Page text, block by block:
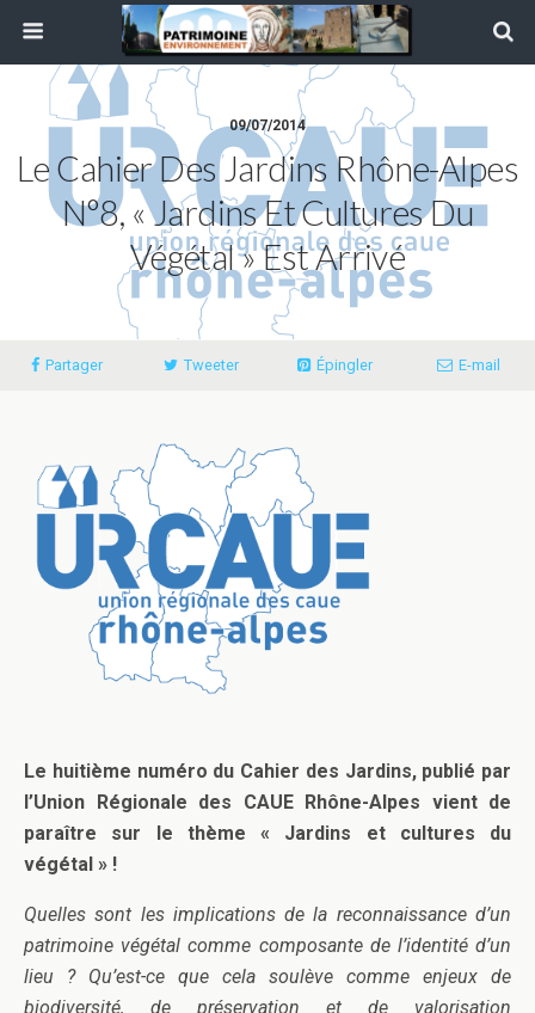
09/07/2014
Le Cahier Des Jardins Rhône-Alpes
N°8, « Jardins Et Cultures Du
Végétal » Est Arrivé
Partager Tweeter Épingler E-mail
Le huitième numéro du Cahier des Jardins, publié par
l’Union Régionale des CAUE Rhône-Alpes vient de
paraître sur le thème « Jardins et cultures du
végétal » !
Quelles sont les implications de la reconnaissance d’un
patrimoine végétal comme composante de l’identité d’un
lieu ? Qu’est-ce que cela soulève comme enjeux de
biodiversité, de préservation et de valorisation